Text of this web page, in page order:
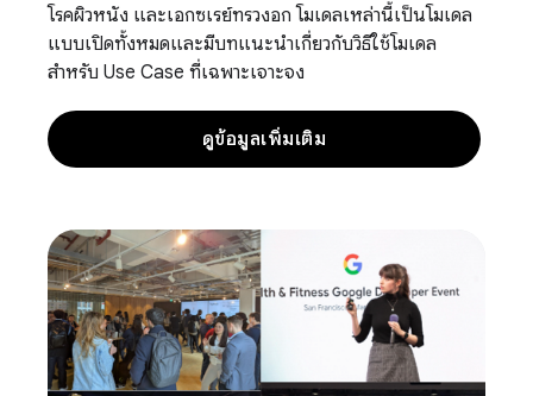
โรคผิวหนัง และเอกซเรย์ทรวงอก โมเดลเหล่านี้เป็นโมเดล
แบบเปิดทั้งหมดและมีบทแนะนำเกี่ยวกับวิธีใช้โมเดล
สำหรับ Use Case ที่เฉพาะเจาะจง
ดูข้อมูลเพิ่มเติม